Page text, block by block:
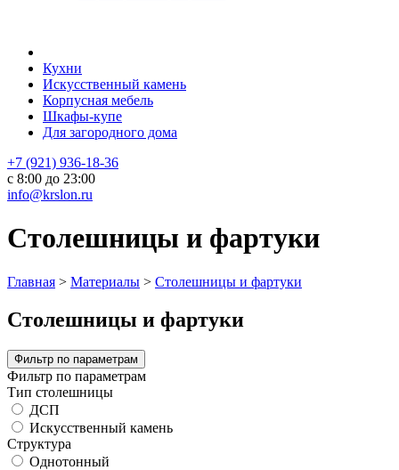
Кухни
Искусственный камень
Корпусная мебель
Шкафы-купе
Для загородного дома
+7 (921) 936-18-36
с 8:00 до 23:00
info@krslon.ru
Столешницы и фартуки
Главная > Материалы > Столешницы и фартуки
Столешницы и фартуки
Фильтр по параметрам
Фильтр по параметрам
Тип столешницы
ДСП
Искусственный камень
Структура
Однотонный